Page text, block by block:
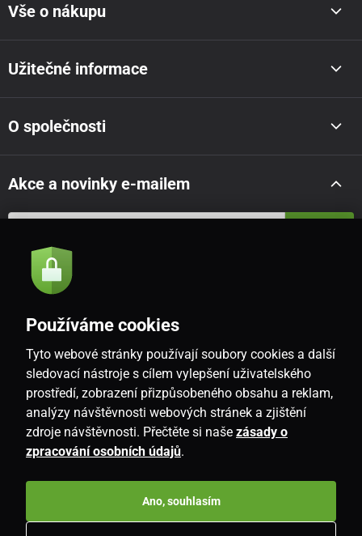
Vše o nákupu
Užitečné informace
O společnosti
Akce a novinky e-mailem
Souhlasím se
CZ
Používáme cookies
Tyto webové stránky používají soubory cookies a další
sledovací nástroje s cílem vylepšení uživatelského
prostředí, zobrazení přizpůsobeného obsahu a reklam,
analýzy návštěvnosti webových stránek a zjištění
zdroje návštěvnosti. Přečtěte si naše zásady o
zpracování osobních údajů.
Ano, souhlasím